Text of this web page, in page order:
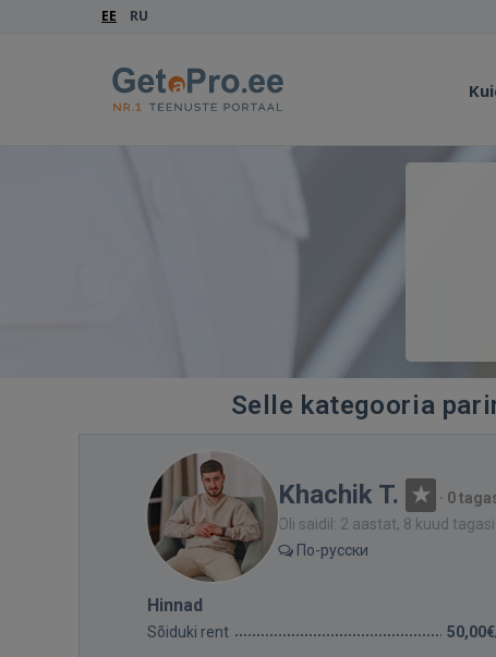
EE RU
Selle kategooria
Khachik T. · 0
Oli saidil: 2 aastat, 8 kuud tagasi
По-русски
Hinnad
Sõiduki rent